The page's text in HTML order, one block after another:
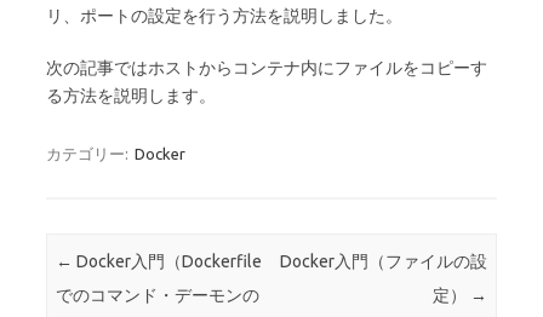
リ、ポートの設定を行う方法を説明しました。
次の記事ではホストからコンテナ内にファイルをコピーす
る方法を説明します。
カテゴリー: Docker
投稿ナビゲーション
← Docker入門（Dockerfile
でのコマンド・デーモンの
Docker入門（ファイルの設
定）
→